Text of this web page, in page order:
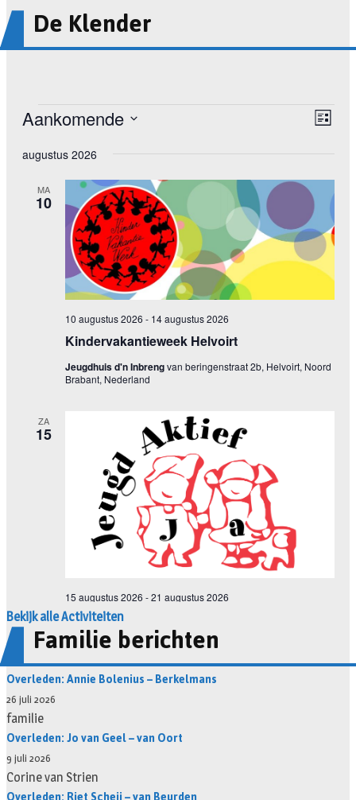
De Klender
Bekijk alle Activiteiten
Familie berichten
Overleden: Annie Bolenius – Berkelmans
26 juli 2026
familie
Overleden: Jo van Geel – van Oort
9 juli 2026
Corine van Strien